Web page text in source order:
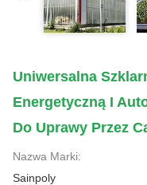
Uniwersalna
Energetyczną I
Do Uprawy Przez
Nazwa Marki:
Sainpoly